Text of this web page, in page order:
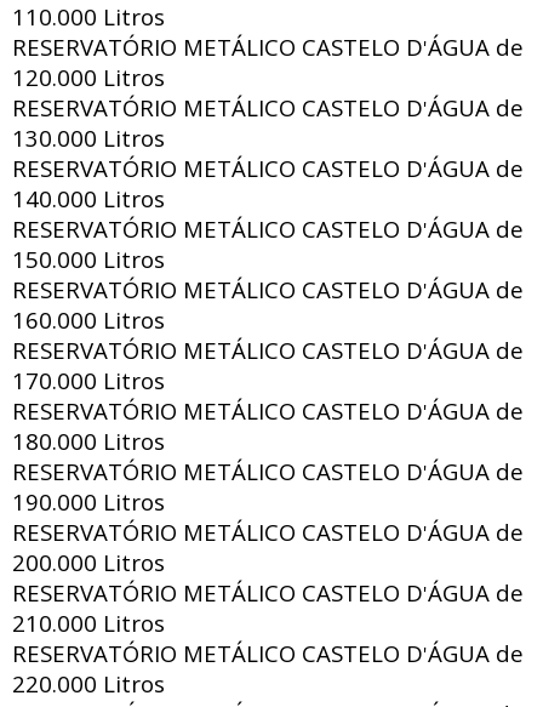
110.000 Litros
RESERVATÓRIO METÁLICO CASTELO D'ÁGUA de
120.000 Litros
RESERVATÓRIO METÁLICO CASTELO D'ÁGUA de
130.000 Litros
RESERVATÓRIO METÁLICO CASTELO D'ÁGUA de
140.000 Litros
RESERVATÓRIO METÁLICO CASTELO D'ÁGUA de
150.000 Litros
RESERVATÓRIO METÁLICO CASTELO D'ÁGUA de
160.000 Litros
RESERVATÓRIO METÁLICO CASTELO D'ÁGUA de
170.000 Litros
RESERVATÓRIO METÁLICO CASTELO D'ÁGUA de
180.000 Litros
RESERVATÓRIO METÁLICO CASTELO D'ÁGUA de
190.000 Litros
RESERVATÓRIO METÁLICO CASTELO D'ÁGUA de
200.000 Litros
RESERVATÓRIO METÁLICO CASTELO D'ÁGUA de
210.000 Litros
RESERVATÓRIO METÁLICO CASTELO D'ÁGUA de
220.000 Litros